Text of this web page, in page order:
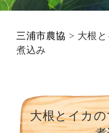
三浦市農協 > 大根
煮込み
大根とイカ